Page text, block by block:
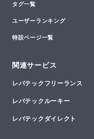
タグ一覧
ユーザーランキング
特設ページ一覧
関連サービス
レバテックフリーランス
レバテックルーキー
レバテックダイレクト